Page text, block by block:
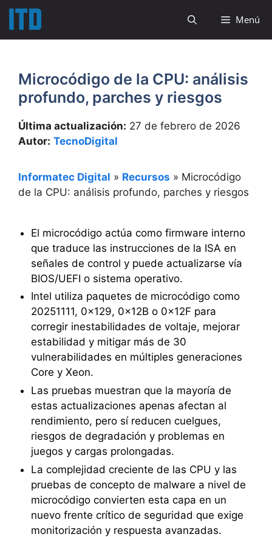
Saltar
contenido
Menú
Microcódigo de la CPU: análisis
profundo, parches y riesgos
Última actualización: 27 de febrero de 2026
Autor: TecnoDigital
Informatec Digital » Recursos » Microcódigo
de la CPU: análisis profundo, parches y riesgos
El microcódigo actúa como firmware interno
que traduce las instrucciones de la ISA en
señales de control y puede actualizarse vía
BIOS/UEFI o sistema operativo.
Intel utiliza paquetes de microcódigo como
20251111, 0x129, 0x12B o 0x12F para
corregir inestabilidades de voltaje, mejorar
estabilidad y mitigar más de 30
vulnerabilidades en múltiples generaciones
Core y Xeon.
Las pruebas muestran que la mayoría de
estas actualizaciones apenas afectan al
rendimiento, pero sí reducen cuelgues,
riesgos de degradación y problemas en
juegos y cargas prolongadas.
La complejidad creciente de las CPU y las
pruebas de concepto de malware a nivel de
microcódigo convierten esta capa en un
nuevo frente crítico de seguridad que exige
monitorización y respuesta avanzadas.